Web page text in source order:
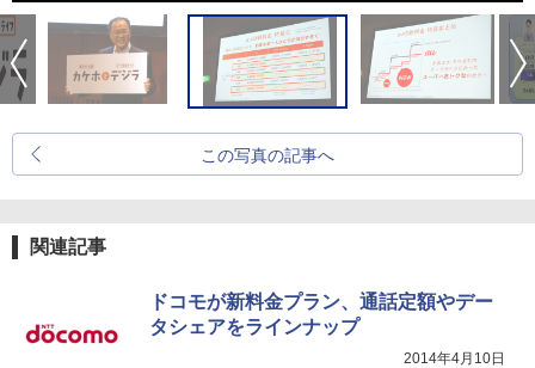
この写真の記事へ
関連記事
ドコモが新料金プラン、通話定額やデー
タシェアをラインナップ
2014年4月10日